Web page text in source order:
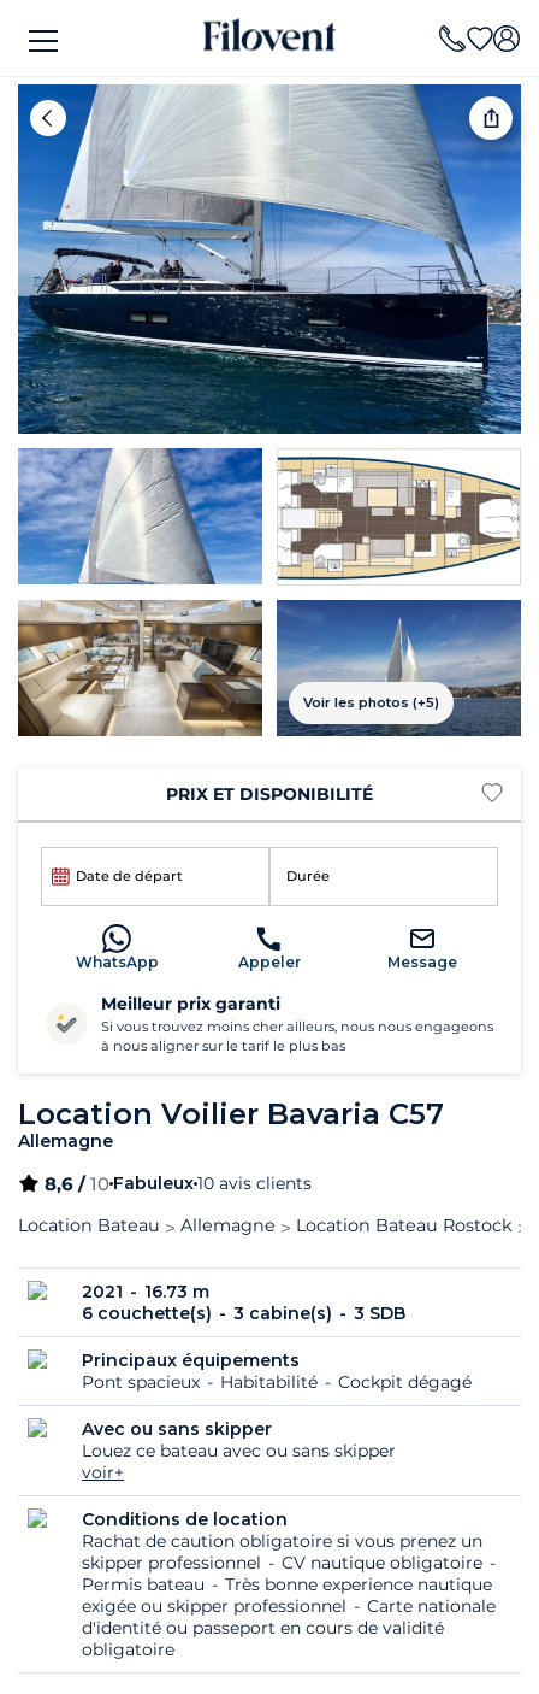
Voir les photos (+5)
Location Voilier Bavaria C57
Allemagne
8,6 /10 Fabuleux10 avis clients
Location Bateau
Allemagne Location Bateau Rostock
2021
16.73 m
6 couchette(s)
3 cabine(s) 3 SDB
Principaux équipements
Pont spacieux
Habitabilité Cockpit dégagé
Avec ou sans skipper
Louez ce bateau avec ou sans skipper
voir+
Conditions de location
Rachat de caution obligatoire si vous prenez un
skipper professionnel
CV nautique obligatoire
Permis bateau
Très bonne experience nautique
exigée ou skipper professionnel
Carte nationale
d'identité ou passeport en cours de validité
obligatoire
PRIX ET DISPONIBILITÉ
Date de départ Durée
WhatsApp Appeler Message
Meilleur prix garanti
Si vous trouvez moins cher ailleurs, nous nous engageons
à nous aligner sur le tarif le plus bas